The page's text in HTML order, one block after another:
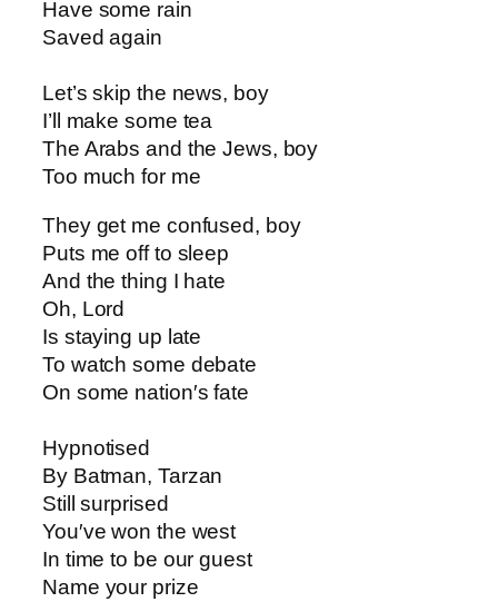
Have some rain
Saved again
Let’s skip the news, boy
I’ll make some tea
The Arabs and the Jews, boy
Too much for me
They get me confused, boy
Puts me off to sleep
And the thing I hate
Oh, Lord
Is staying up late
To watch some debate
On some nation′s fate
Hypnotised
By Batman, Tarzan
Still surprised
You′ve won the west
In time to be our guest
Name your prize